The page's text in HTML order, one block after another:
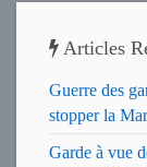
Articles
Guerre des
stopper la
Garde à vue